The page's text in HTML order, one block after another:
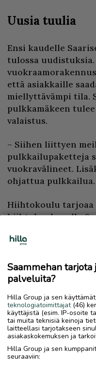
Uusia tuulia
Ensi kaudelle
tulossa
että asiakkaille
miellyttävämpi tila.
pulkkamäkeen
valaistus.
– Siihen liittyen
pulkkailupaketteja
vuokravälineet.
ohjattua pulkkailua.
Hiihtokoulu
hiihtokoulua alle 6-
oppimisen
lautailuun.
alkaa järjestämään
Lopuksi
Fanni Katajamaa
työskentelyn olevan
– Asiakkaamme
Saammehan
palveluita?
Hilla Group ja sen käyttämät
teknologiatoimittajat(46)
käyttäjistä (esim. IP-osoite
tai muita teknisiä keinoja
laitteellasi tarjotakseen
asiakaskokemuksen ja
Hilla Group ja sen
seuraaviin: